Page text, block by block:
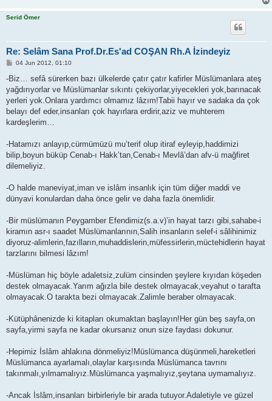
Serid Ömer
Re: Selâm Sana Prof.Dr.Es'ad COŞAN Rh.A İzindeyiz
P
s
04 Jun 2012, 01:10
-Biz… sefâ sürerken bazı ülkelerde çatır çatır kafirler Müslümanlara ateş
yağdırıyorlar ve Müslümanlar sıkıntı çekiyorlar,yiyecekleri yok,barınacak
yerleri yok.Onlara yardımcı olmamız lâzım!Tabii hayır ve sadaka da çok
belayı def eder,insanları çok hayırlara erdirir,aziz ve muhterem
kardeşlerim…
-Hatamızı anlayıp,cürmümüzü mu’terif olup itiraf eyleyip,haddimizi
bilip,boyun büküp Cenab-ı Hakk’tan,Cenab-ı Mevlâ’dan afv-ü mağfiret
dilemeliyiz.
-O halde maneviyat,iman ve islâm insanlık için tüm diğer maddi ve
dünyavi konulardan daha önce gelir ve daha fazla önemlidir.
-Bir müslümanın Peygamber Efendimiz(s.a.v)’in hayat tarzı gibi,sahabe-i
kiramın asr-ı saadet Müslümanlarının,Salih insanların selef-i sâlihinimiz
diyoruz-alimlerin,fazılların,muhaddislerin,müfessirlerin,müctehidlerin hayat
tarzlarını bilmesi lâzım!
-Müslüman hiç böyle adaletsiz,zulüm cinsinden şeylere kıyıdan köşeden
destek olmayacak.Yarım ağızla bile destek olmayacak,veyahut o tarafta
olmayacak.O tarakta bezi olmayacak.Zalimle beraber olmayacak.
-Kütüphânenizde ki kitapları okumaktan başlayın!Her gün beş sayfa,on
sayfa,yirmi sayfa ne kadar okursanız onun size faydası dokunur.
-Hepimiz İslâm ahlakına dönmeliyiz!Müslümanca düşünmeli,hareketleri
Müslümanca ayarlamalı,olaylar karşısında Müslümanca tavrını
takınmalı,yılmamalıyız.Müslümanca yaşmalıyız,şeytana uymamalıyız.
-Ancak İslâm,insanları birbirleriyle bir arada tutuyor.Adaletiyle ve güzel